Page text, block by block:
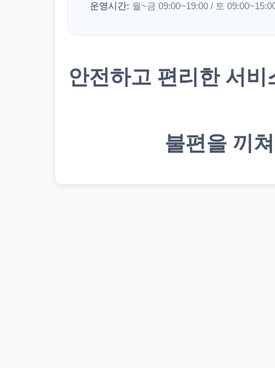
운영시간: 월~금 09:00~19:00 / 토
안전하고 편리한 서
불편을 끼